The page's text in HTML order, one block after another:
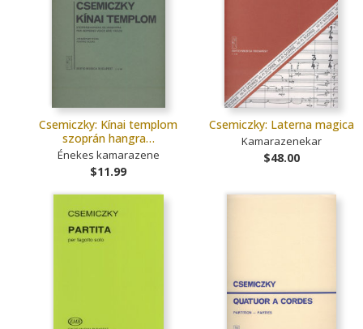
Csemiczky: Kínai templom
szoprán hangra…
Énekes kamarazene
$11.99
Csemiczky: Laterna magica
Kamarazenekar
$48.00